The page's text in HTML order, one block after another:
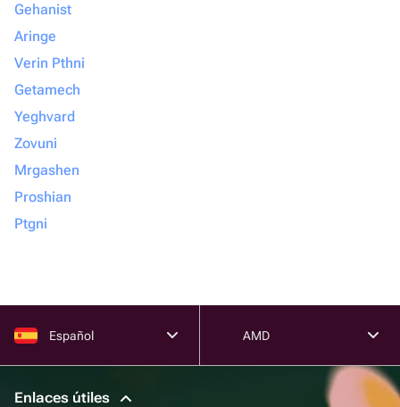
Gehanist
Aringe
Verin Pthni
Getamech
Yeghvard
Zovuni
Mrgashen
Proshian
Ptgni
Español AMD
Enlaces útiles